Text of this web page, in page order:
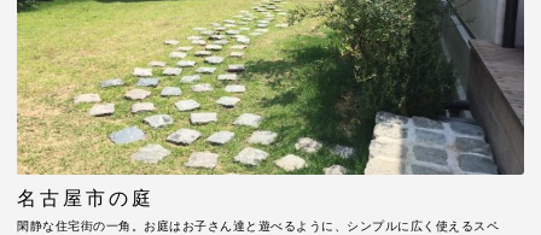
名古屋市の庭
閑静な住宅街の一角。お庭はお子さん達と遊べるように、シンプルに広く使えるスペ